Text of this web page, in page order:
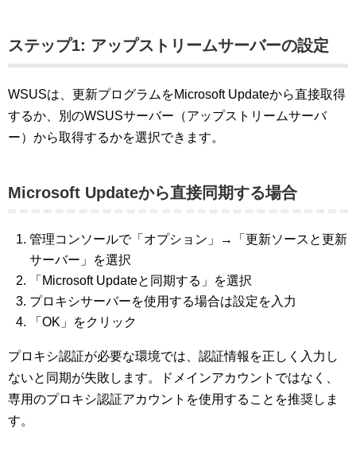
ステップ1: アップストリームサーバーの設定
WSUSは、更新プログラムをMicrosoft Updateから直接取得
するか、別のWSUSサーバー（アップストリームサーバ
ー）から取得するかを選択できます。
Microsoft Updateから直接同期する場合
管理コンソールで「オプション」→「更新ソースと更新
サーバー」を選択
「Microsoft Updateと同期する」を選択
プロキシサーバーを使用する場合は設定を入力
「OK」をクリック
プロキシ認証が必要な環境では、認証情報を正しく入力し
ないと同期が失敗します。ドメインアカウントではなく、
専用のプロキシ認証アカウントを使用することを推奨しま
す。